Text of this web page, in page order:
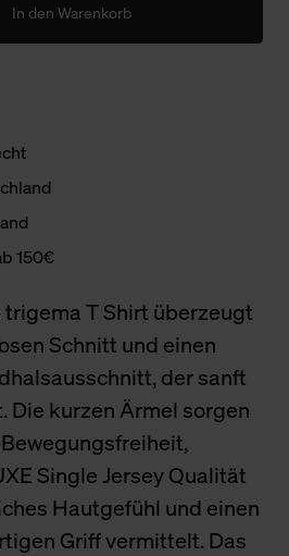
In den Warenkorb
150€
T Shirt überzeugt
Schnitt und einen
der sanft
Die kurzen Ärmel sorgen
Single Jersey Qualität
Hautgefühl und einen
Griff vermittelt. Das